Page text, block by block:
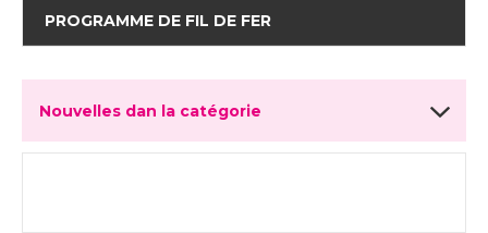
PROGRAMME DE FIL DE FER
Nouvelles dan la catégorie